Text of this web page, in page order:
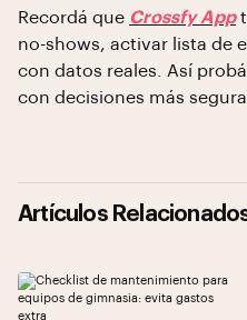
Recordá que Crossfy App
no-shows, activar lista de
con datos reales. Así
con decisiones más
Artículos